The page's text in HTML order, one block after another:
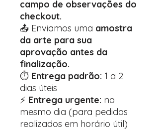
campo de observações do
checkout.
📤 Enviamos uma amostra
da arte para sua
aprovação antes da
finalização.
⏱️ Entrega padrão: 1 a 2
dias úteis
⚡ Entrega urgente: no
mesmo dia (para pedidos
realizados em horário útil)